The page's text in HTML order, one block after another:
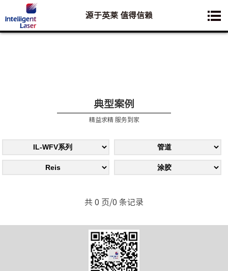
您想要了解的业务是:
源于英莱 值得信赖
典型案例
精益求精 服务到家
共 0 页/0 条记录